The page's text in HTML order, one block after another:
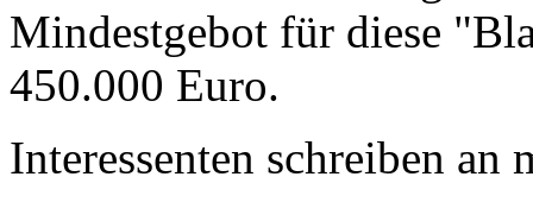
Mindestgebot für diese
450.000 Euro.
Interessenten schreiben